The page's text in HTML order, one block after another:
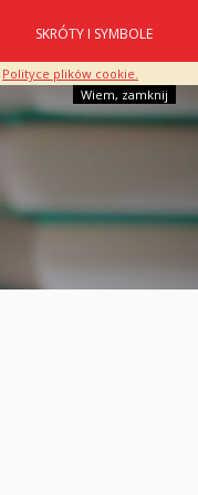
Polityce plików cookie.
Wiem, zamknij
SKRÓTY I SYMBOLE